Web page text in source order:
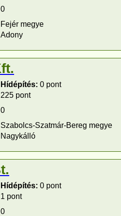
0
Fejér megye
Adony
Hídépítés: 0 pont
225 pont
0
Szabolcs-Szatmár-Bereg megye
Nagykálló
Hídépítés: 0 pont
1 pont
0